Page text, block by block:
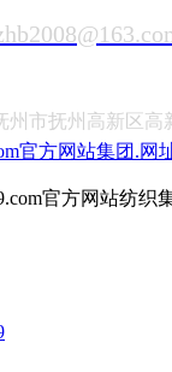
州市抚州高新区高
官方网站集团.网
官方网站纺织